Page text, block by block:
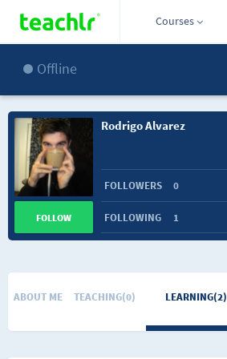
Courses
Offline
Rodrigo Alvarez
FOLLOWERS 0
FOLLOWING 1
FOLLOW
ABOUT ME TEACHING(0) LEARNING(2)